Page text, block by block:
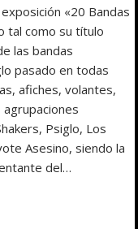
«20 Bandas
tal como su título
las bandas
pasado en todas
afiches, volantes,
agrupaciones
Psiglo, Los
Asesino, siendo la
del…